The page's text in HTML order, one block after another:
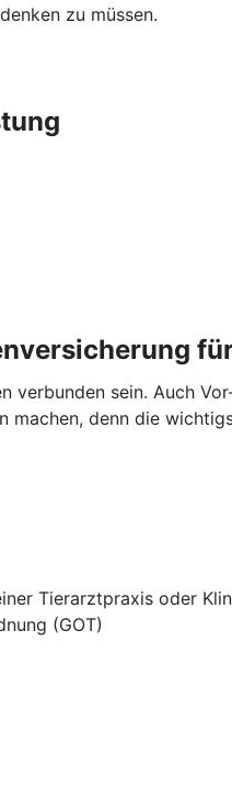
zu müssen.
verbunden sein. Auch
machen, denn die
Tierarztpraxis oder
(GOT)